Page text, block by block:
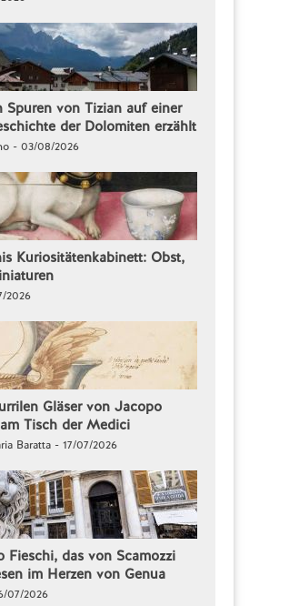
Spuren von Tizian auf einer
der Dolomiten erzählt
- 03/08/2026
Kuriositätenkabinett: Obst,
2026
Gläser von Jacopo
Tisch der Medici
Baratta - 17/07/2026
Fieschi, das von Scamozzi
im Herzen von Genua
07/2026